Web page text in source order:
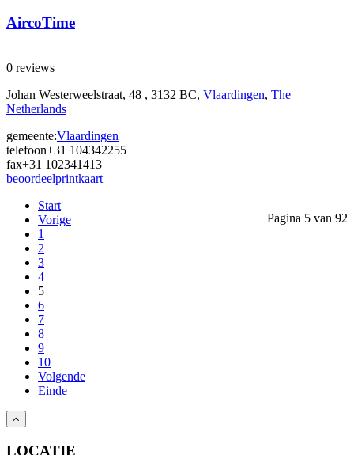
AircoTime
0 reviews
Johan Westerweelstraat, 48 , 3132 BC, Vlaardingen, The
Netherlands
gemeente:Vlaardingen
telefoon+31 104342255
fax+31 102341413
beoordeelprintkaart
Pagina 5 van 92
Start
Vorige
1
2
3
4
5
6
7
8
9
10
Volgende
Einde
LOCATIE